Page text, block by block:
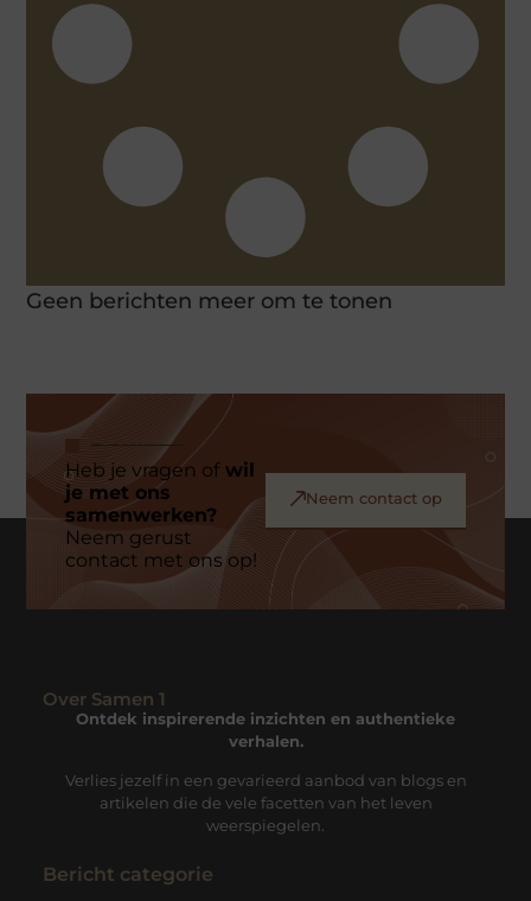
Geen berichten meer om te tonen
Heb je vragen ofwil
je met ons
samenwerken?
Neem gerust
contact met ons op!
Neem contact op
Over Samen 1
Ontdek inspirerende inzichten en authentieke
verhalen.
Verlies jezelf in een gevarieerd aanbod van blogs en
artikelen die de vele facetten van het leven
weerspiegelen.
Bericht categorie